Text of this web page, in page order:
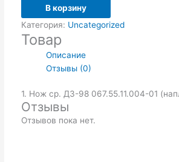
В корзину
Категория: Uncategorized
Товар
Описание
Отзывы (0)
1. Нож ср. ДЗ-98 067.55.11.004-01
Отзывы
Отзывов пока нет.